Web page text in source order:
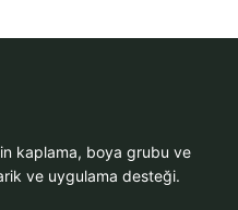
kaplama, boya grubu ve
ve uygulama desteği.